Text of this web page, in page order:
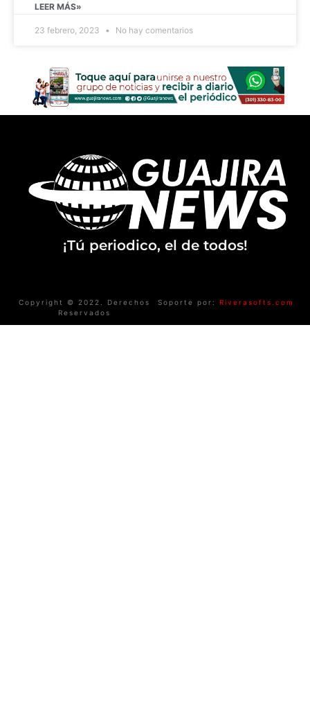
LEER MÁS»
23 febrero, 2023 No hay comentarios
¡Tú periodico, el de todos!
Copyright © 2022. Derechos
Reservados
Soporte por: Riverasofts.com